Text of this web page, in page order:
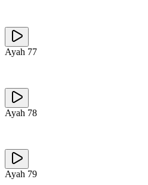
Ayah 77
Ayah 78
Ayah 79